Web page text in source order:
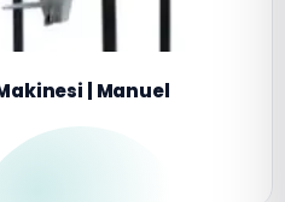
| Manuel